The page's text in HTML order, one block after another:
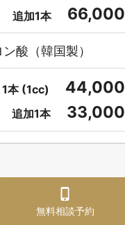
追加1本 66,000
酸（韓国製）
1本 (1cc) 44,000
追加1本 33,000
ル
無料相談予約